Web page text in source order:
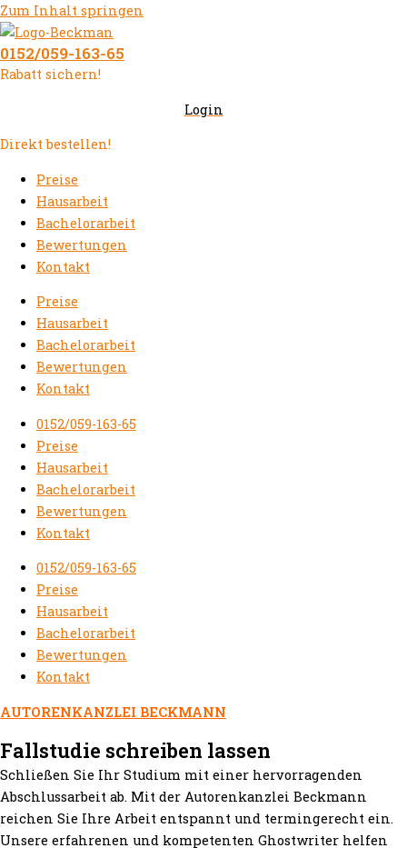
Zum Inhalt springen
0152/059-163-65
Rabatt sichern!
Login
Direkt bestellen!
Preise
Hausarbeit
Bachelorarbeit
Bewertungen
Kontakt
Preise
Hausarbeit
Bachelorarbeit
Bewertungen
Kontakt
0152/059-163-65
Preise
Hausarbeit
Bachelorarbeit
Bewertungen
Kontakt
0152/059-163-65
Preise
Hausarbeit
Bachelorarbeit
Bewertungen
Kontakt
AUTORENKANZLEI BECKMANN
Fallstudie schreiben lassen
Schließen Sie Ihr Studium mit einer hervorragenden
Abschlussarbeit ab. Mit der Autorenkanzlei Beckmann
reichen Sie Ihre Arbeit entspannt und termingerecht ein.
Unsere erfahrenen und kompetenten Ghostwriter helfen